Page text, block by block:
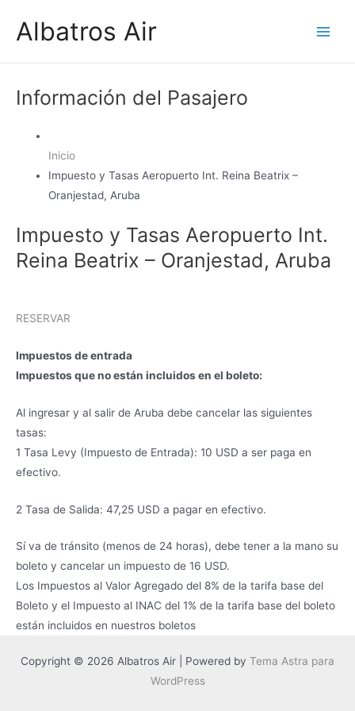
Albatros Air
Información del Pasajero
Inicio
Impuesto y Tasas Aeropuerto Int. Reina Beatrix –
Oranjestad, Aruba
Impuesto y Tasas Aeropuerto Int.
Reina Beatrix – Oranjestad, Aruba
RESERVAR
Impuestos de entrada
Impuestos que no están incluidos en el boleto:
Al ingresar y al salir de Aruba debe cancelar las siguientes
tasas:
1 Tasa Levy (Impuesto de Entrada): 10 USD a ser paga en
efectivo.
2 Tasa de Salida: 47,25 USD a pagar en efectivo.
Sí va de tránsito (menos de 24 horas), debe tener a la mano su
boleto y cancelar un impuesto de 16 USD.
Los Impuestos al Valor Agregado del 8% de la tarifa base del
Boleto y el Impuesto al INAC del 1% de la tarifa base del boleto
están incluidos en nuestros boletos
Copyright © 2026 Albatros Air | Powered by Tema Astra para
WordPress